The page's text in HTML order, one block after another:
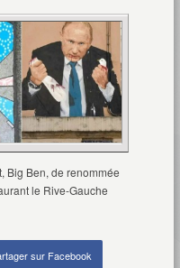
Big Ben, de renommée
le Rive-Gauche
sur Facebook